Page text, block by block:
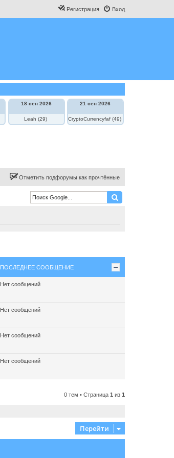
Вход
Регистрация
18 сен 2026
Leah (29)
21 сен 2026
CryptoCurrencyfaf (49)
Отметить подфорумы как прочтённые
ПОСЛЕДНЕЕ СООБЩЕНИЕ
Нет сообщений
Нет сообщений
Нет сообщений
Нет сообщений
0 тем • Страница 1 из 1
Перейти